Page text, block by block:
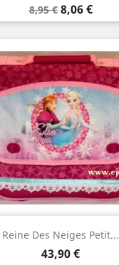
Prix
de
base
8,95 € Prix
8,06 €
Reine Des Neiges Petit...
Prix
43,90 €